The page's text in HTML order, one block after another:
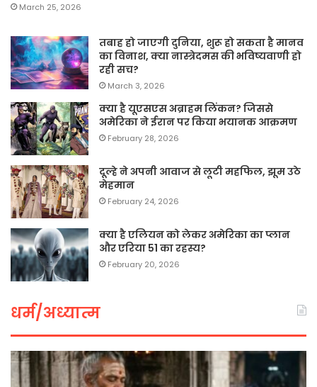
March 25, 2026
तबाह हो जाएगी दुनिया, शुरू हो सकता है मानव
का विनाश, क्या नास्त्रेदमस की भविष्यवाणी हो
रही सच?
March 3, 2026
क्या है यूएसएस अब्राहम लिंकन? जिससे
अमेरिका ने ईरान पर किया भयानक आक्रमण
February 28, 2026
दूल्हे ने अपनी आवाज से लूटी महफिल, झूम उठे
मेहमान
February 24, 2026
क्या है एलियन को लेकर अमेरिका का प्लान
और एरिया 51 का रहस्य?
February 20, 2026
धर्म/अध्यात्म